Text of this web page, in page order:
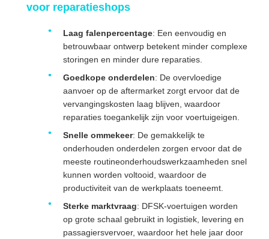
voor reparatieshops
Laag falenpercentage: Een eenvoudig en
betrouwbaar ontwerp betekent minder complexe
storingen en minder dure reparaties.
Goedkope onderdelen: De overvloedige
aanvoer op de aftermarket zorgt ervoor dat de
vervangingskosten laag blijven, waardoor
reparaties toegankelijk zijn voor voertuigeigen.
Snelle ommekeer: De gemakkelijk te
onderhouden onderdelen zorgen ervoor dat de
meeste routineonderhoudswerkzaamheden snel
kunnen worden voltooid, waardoor de
productiviteit van de werkplaats toeneemt.
Sterke marktvraag: DFSK-voertuigen worden
op grote schaal gebruikt in logistiek, levering en
passagiersvervoer, waardoor het hele jaar door